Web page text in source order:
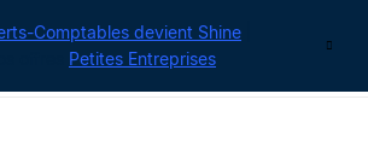
Comptables devient Shine
Petites Entreprises